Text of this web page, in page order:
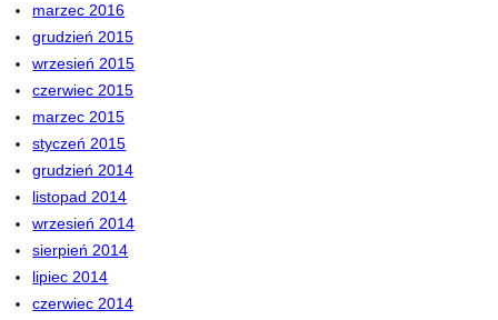
marzec 2016
grudzień 2015
wrzesień 2015
czerwiec 2015
marzec 2015
styczeń 2015
grudzień 2014
listopad 2014
wrzesień 2014
sierpień 2014
lipiec 2014
czerwiec 2014